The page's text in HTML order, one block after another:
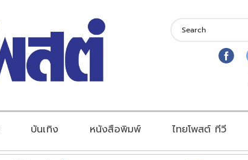
บันเทิง หนังสือพิมพ์ ไทยโพสต์ ทีวี